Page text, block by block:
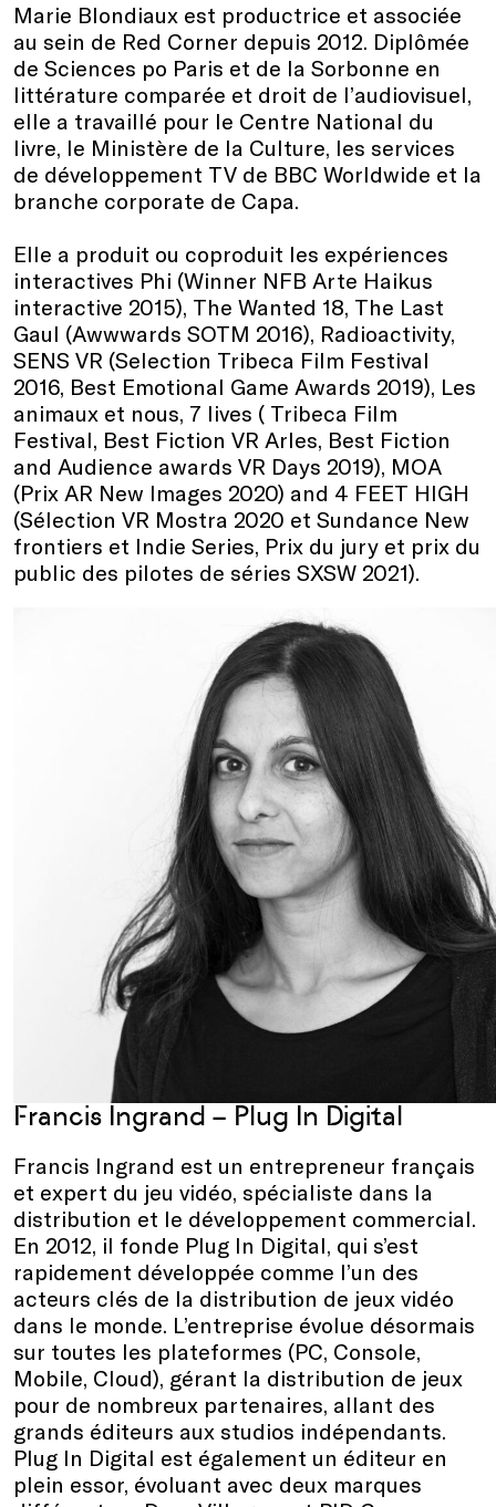
Marie Blondiaux est productrice et associée
au sein de Red Corner depuis 2012. Diplômée
de Sciences po Paris et de la Sorbonne en
littérature comparée et droit de l’audiovisuel,
elle a travaillé pour le Centre National du
livre, le Ministère de la Culture, les services
de développement TV de BBC Worldwide et la
branche corporate de Capa.
Elle a produit ou coproduit les expériences
interactives Phi (Winner NFB Arte Haikus
interactive 2015), The Wanted 18, The Last
Gaul (Awwwards SOTM 2016), Radioactivity,
SENS VR (Selection Tribeca Film Festival
2016, Best Emotional Game Awards 2019), Les
animaux et nous, 7 lives ( Tribeca Film
Festival, Best Fiction VR Arles, Best Fiction
and Audience awards VR Days 2019), MOA
(Prix AR New Images 2020) and 4 FEET HIGH
(Sélection VR Mostra 2020 et Sundance New
frontiers et Indie Series, Prix du jury et prix du
public des pilotes de séries SXSW 2021).
Francis Ingrand – Plug In Digital
Francis Ingrand est un entrepreneur français
et expert du jeu vidéo, spécialiste dans la
distribution et le développement commercial.
En 2012, il fonde Plug In Digital, qui s’est
rapidement développée comme l’un des
acteurs clés de la distribution de jeux vidéo
dans le monde. L’entreprise évolue désormais
sur toutes les plateformes (PC, Console,
Mobile, Cloud), gérant la distribution de jeux
pour de nombreux partenaires, allant des
grands éditeurs aux studios indépendants.
Plug In Digital est également un éditeur en
plein essor, évoluant avec deux marques